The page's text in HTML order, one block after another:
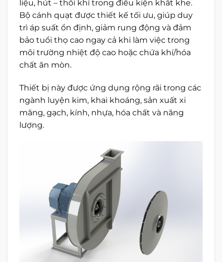
liệu, hút – thổi khí trong điều kiện khắt khe.
Bộ cánh quạt được thiết kế tối ưu, giúp duy
trì áp suất ổn định, giảm rung động và đảm
bảo tuổi thọ cao ngay cả khi làm việc trong
môi trường nhiệt độ cao hoặc chứa khí/hóa
chất ăn mòn.
Thiết bị này được ứng dụng rộng rãi trong các
ngành luyện kim, khai khoáng, sản xuất xi
măng, gạch, kính, nhựa, hóa chất và năng
lượng.